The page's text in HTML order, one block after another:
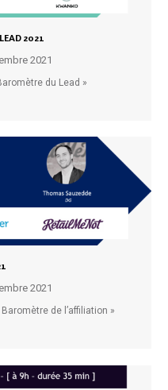
2021
2021
du Lead »
2021
de l’affiliation »